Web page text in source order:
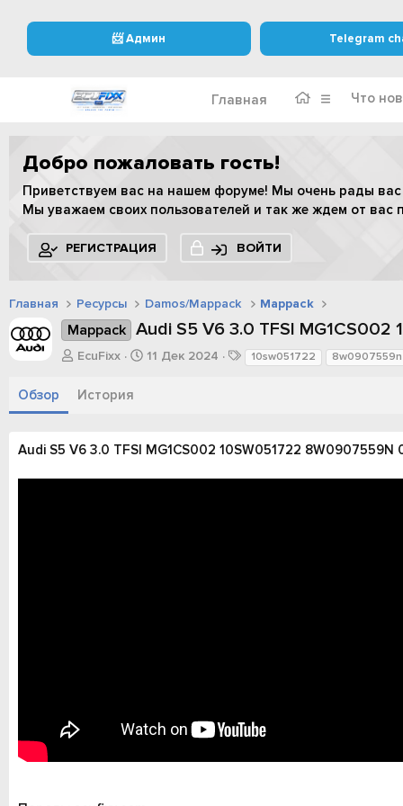
📨 Админ Telegram
Главная Что
Добро пожаловать гость!
Приветствуем вас на нашем форуме! Мы очень рады
Мы уважаем своих пользователей и так же ждем от вас
РЕГИСТРАЦИЯ ВОЙТИ
Главная Ресурсы Damos/Mappack Mappack
Mappack Audi S5 V6 3.0 TFSI MG1CS002
А
т
EcuFixx
Д
з
11 Дек 2024
Т10sw051722 8w0907559n
Обзор История
Audi S5 V6 3.0 TFSI MG1CS002 10SW051722